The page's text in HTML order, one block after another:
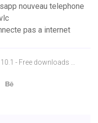
nouveau telephone
pas a internet
- Free downloads …